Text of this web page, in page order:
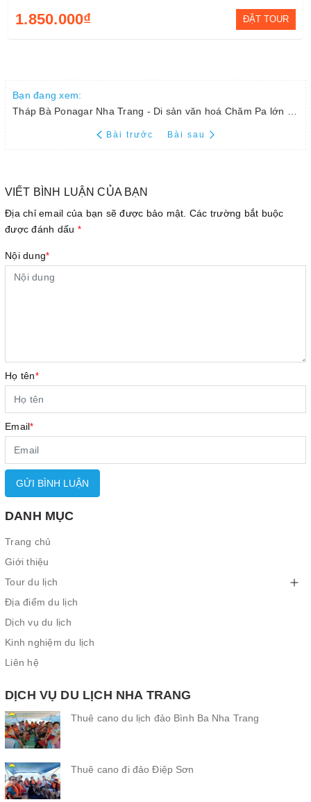
1.850.000₫ ĐẶT TOUR
Bạn đang xem:
Tháp Bà Ponagar Nha Trang - Di sản văn hoá Chăm Pa lớn nhất Việt Nam
Bài trước Bài sau
VIẾT BÌNH LUẬN CỦA BẠN
Địa chỉ email của bạn sẽ được bảo mật. Các trường bắt buộc
được đánh dấu *
Nội dung*
Họ tên*
Email*
GỬI BÌNH LUẬN
DANH MỤC
Trang chủ
Giới thiệu
Tour du lịch
Địa điểm du lịch
Dịch vụ du lịch
Kinh nghiệm du lịch
Liên hệ
DỊCH VỤ DU LỊCH NHA TRANG
Thuê cano du lịch đảo Bình Ba Nha Trang
Thuê cano đi đảo Điệp Sơn